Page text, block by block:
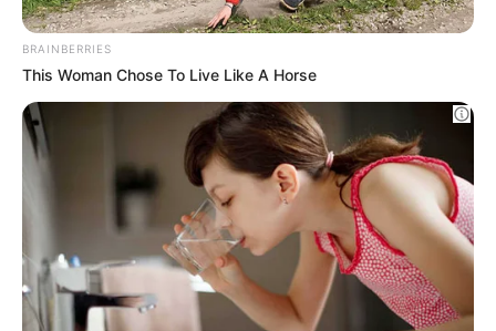
Why this ordinary drink is the secret to feeling
your best every day
CTA FAVORITE